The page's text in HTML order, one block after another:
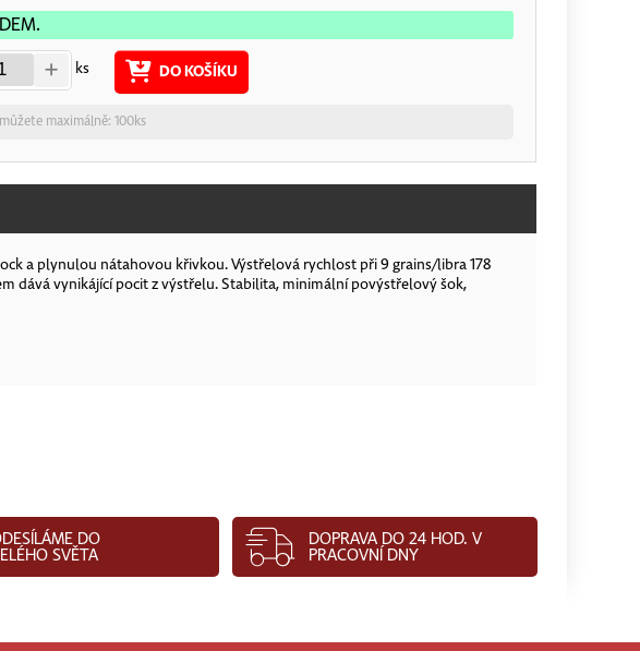
ks DO KOŠÍKU
maximálně: 100ks
a plynulou nátahovou křivkou. Výstřelová rychlost při 9 grains/libra 178
dává vynikájící pocit z výstřelu. Stabilita, minimální povýstřelový šok,
DO
SVĚTA
DOPRAVA DO 24 HOD. V
PRACOVNÍ DNY